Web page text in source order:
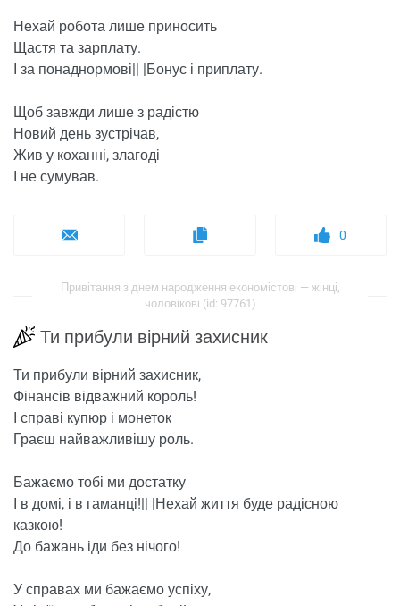
Нехай робота лише приносить
Щастя та зарплату.
І за понаднормові|| |Бонус і приплату.
Щоб завжди лише з радістю
Новий день зустрічав,
Жив у коханні, злагоді
І не сумував.
0
Привітання з днем ​​народження економістові — жінці,
чоловікові (id: 97761)
Ти прибули вірний захисник
Ти прибули вірний захисник,
Фінансів відважний король!
І справі купюр і монеток
Граєш найважливішу роль.
Бажаємо тобі ми достатку
І в домі, і в гаманці!|| |Нехай життя буде радісною
казкою!
До бажань іди без нічого!
У справах ми бажаємо успіху,